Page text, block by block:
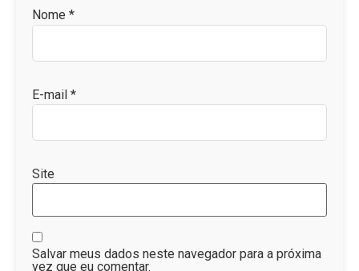
Nome *
E-mail *
Site
Salvar meus dados neste navegador para a próxima
vez que eu comentar.